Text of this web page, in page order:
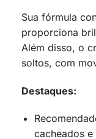
Sua fórmula
proporciona
Além disso, o
soltos, com
Destaques:
cacheados e